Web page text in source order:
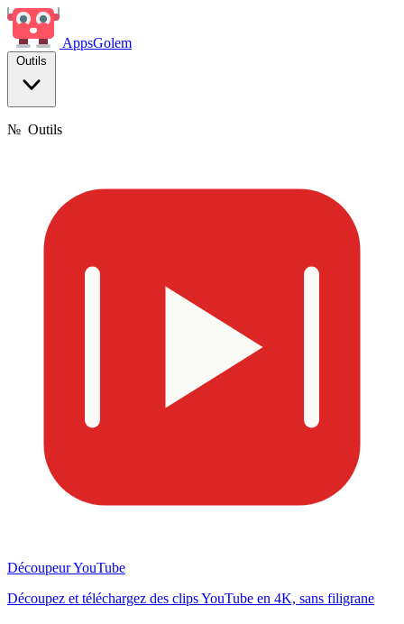
AppsGolem
Outils
№ Outils
Découpeur YouTube
Découpez et téléchargez des clips YouTube en 4K, sans filigrane